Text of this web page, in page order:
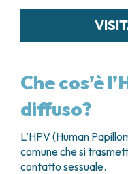
TERAPIA DEL
ALTRE
UNITÀ CLINICA DI
CLINICAL
Che cos’è
diffuso?
L’HPV (Human
comune che si
contatto sessuale.